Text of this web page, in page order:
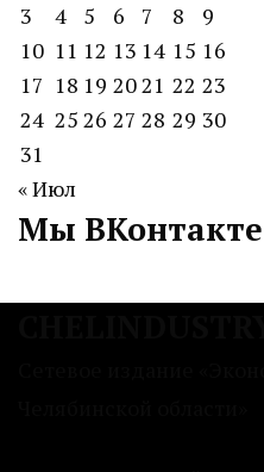
3
4 5 6 7 8
9
10 11 12 13 14 15 16
17 18 19 2021 22 23
24 25 26 27 28 29 30
31
« Июл
Мы ВКонтакте